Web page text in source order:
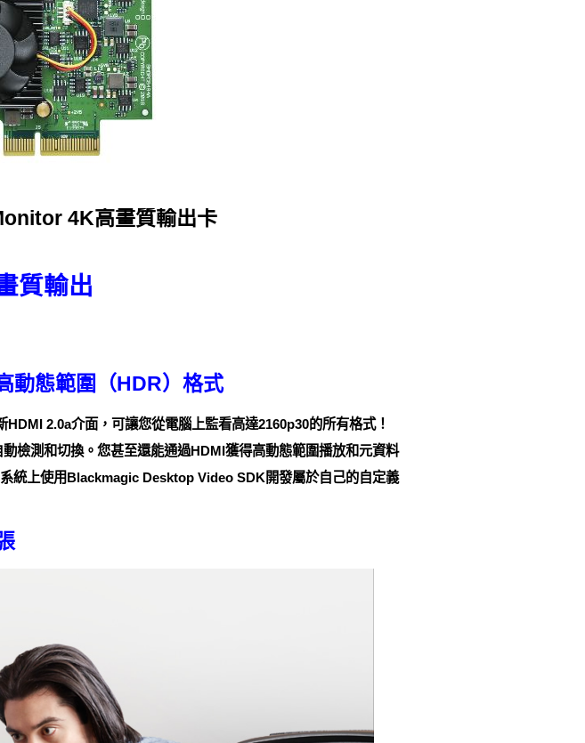
4K高畫質輸出卡
質輸出
動態範圍（HDR）格式
2.0a介面，可讓您從電腦上監看高達2160p30的所有格式！
檢測和切換。您甚至還能通過HDMI獲得高動態範圍播放和元資料
統上使用Blackmagic Desktop Video SDK開發屬於自己的自定義